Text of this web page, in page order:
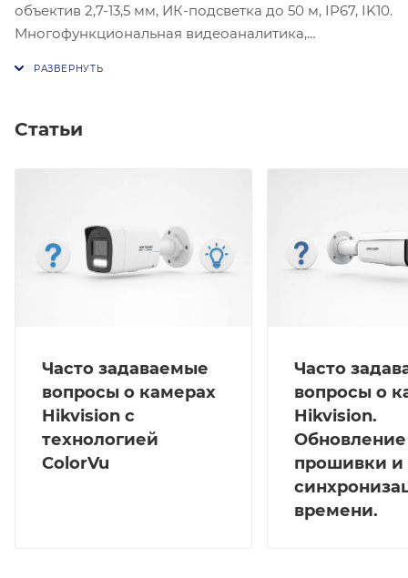
объектив 2,7-13,5 мм, ИК-подсветка до 50 м, IP67, IK10.
Многофункциональная видеоаналитика,
Рекомендуется для установки в кассовых зонах
контрольно-пропускных пунктах, в зонах ресепшн.
Статьи
Часто задаваемые
вопросы о камерах
Hikvision с
технологией
ColorVu
Часто
вопросы о
Hikvision.
Обновление
прошивки и
времени.